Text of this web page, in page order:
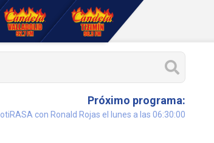
Próximo programa:
con Ronald Rojas el lunes a las 06:30:00